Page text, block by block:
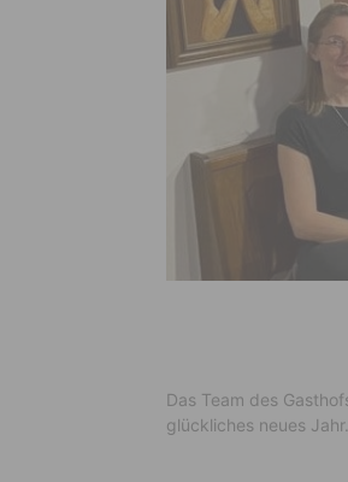
Das Team des
glückliches neues